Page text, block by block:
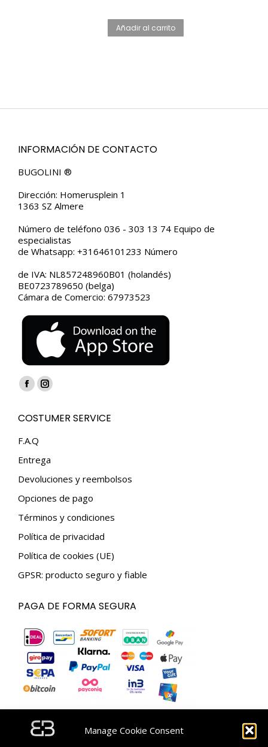
Manage Cookie Consent
Añadir al carrito
INFORMACIÓN DE CONTACTO
BUGOLINI ®
Dirección: Homerusplein 1
1363 SZ Almere
Número de teléfono 036 - 303 13 74 Equipo de
especialistas
de Whatsapp: +31646101233 Número
de IVA: NL857248960B01 (holandés)
BE0723789650 (belga)
Cámara de Comercio: 67973523
Encuéntranos en:
Facebook
opens
in
window
Instagram
opens
window
COSTUMER SERVICE
F.A.Q
Entrega
Devoluciones y reembolsos
Opciones de pago
Términos y condiciones
Política de privacidad
Política de cookies (UE)
GPSR: producto seguro y fiable
PAGA DE FORMA SEGURA
SUSCRÍBETE Y OBTÉN UN CÓDIGO DE DESCUENTO